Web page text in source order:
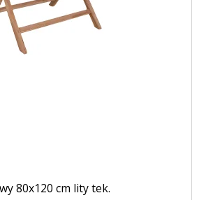
80x120 cm lity tek.